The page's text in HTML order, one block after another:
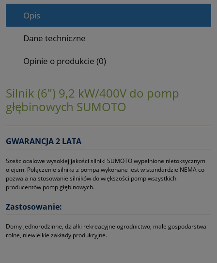
Opis
Dane techniczne
Opinie o produkcie (0)
Silnik (6") 9,2 kW/400V do pomp
głębinowych SUMOTO
GWARANCJA 2 LATA
Sześciocalowe wysokiej jakości silniki SUMOTO wypełnione nietoksycznym
olejem. Połączenie silnika z pompą wykonane jest w standardzie NEMA co
pozwala na stosowanie silników do większości pomp wszystkich
producentów pomp głębinowych.
Zastosowanie:
Domy jednorodzinne, działki rekreacyjne ogrodnictwo, małe gospodarstwa
rolne, niewielkie zakłady produkcyjne.